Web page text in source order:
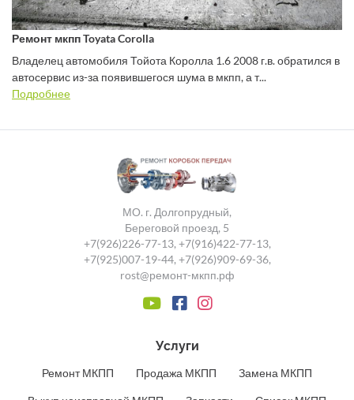
Ремонт мкпп Toyata Corolla
Владелец автомобиля Тойота Королла 1.6 2008 г.в. обратился в
автосервис из-за появившегося шума в мкпп, а т...
Подробнее
МО. г. Долгопрудный,
Береговой проезд, 5
+7(926)226-77-13, +7(916)422-77-13,
+7(925)007-19-44, +7(926)909-69-36,
rost@ремонт-мкпп.рф
Услуги
Ремонт МКПП Продажа МКПП Замена МКПП